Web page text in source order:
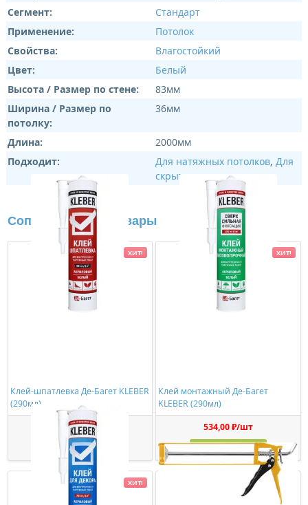
Сегмент:
Стандарт
Применение:
Потолок
Свойства:
Влагостойкий
Цвет:
Белый
Высота / Размер по стене:
83мм
Ширина / Размер по
потолку:
36мм
Длина:
2000мм
Подходит:
Для натяжных потолков, Для
скрытого освещения
Сопутствующие товары
Клей-шпатлевка Де-Багет KLEBER
(290мл)
363,00 ₽/шт
Купить
ХИТ!
Клей монтажный Де-Багет
KLEBER (290мл)
534,00 ₽/шт
Купить
ХИТ!
ХИТ!